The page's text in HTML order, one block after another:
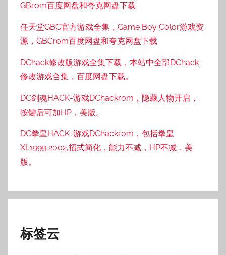
GBrom百度网盘和夸克网盘下载
任天堂GBC官方游戏全集，Game Boy Color游戏资
源，GBCrom百度网盘和夸克网盘下载
DChack修改版游戏全集下载，本站中全部DChack
修改游戏合集，百度网盘下载。
DC剑魂HACK-游戏DChackrom，隐藏人物开启，
按键后可加HP，美版。
DC拳皇HACK-游戏DChackrom，包括拳皇
XI,1999,2002,招式简化，能力不减，HP不减，美
版。
标签云